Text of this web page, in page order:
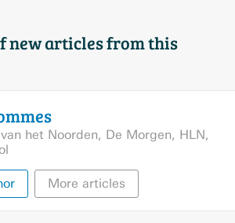
new articles from this
het Noorden, De Morgen, HLN,
More articles